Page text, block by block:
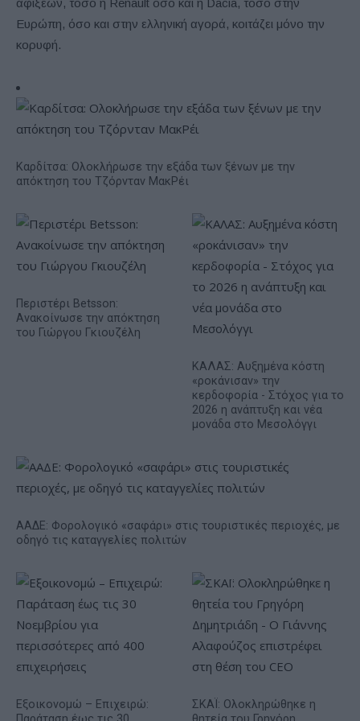
αφίξεων, τόσο η Renault όσο και η Dacia, τόσο στην
Ευρώπη, όσο και στην ελληνική αγορά, κοιτάζει μόνο την
κορυφή.
Καρδίτσα: Ολοκλήρωσε την εξάδα των ξένων με την
απόκτηση του Τζόρνταν ΜακΡέι
Περιστέρι Betsson:
Ανακοίνωσε την απόκτηση
του Γιώργου Γκιουζέλη
ΚΑΛΑΣ: Αυξημένα κόστη
«ροκάνισαν» την
κερδοφορία - Στόχος για το
2026 η ανάπτυξη και νέα
μονάδα στο Μεσολόγγι
ΑΑΔΕ: Φορολογικό «σαφάρι» στις τουριστικές περιοχές, με
οδηγό τις καταγγελίες πολιτών
Εξοικονομώ – Επιχειρώ:
ΣΚΑΪ: Ολοκληρώθηκε η